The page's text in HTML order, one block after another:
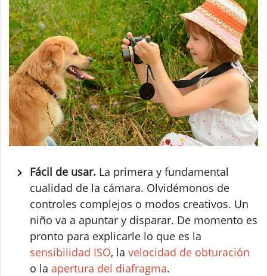
Fácil de usar. La primera y fundamental
cualidad de la cámara. Olvidémonos de
controles complejos o modos creativos. Un
niño va a apuntar y disparar. De momento es
pronto para explicarle lo que es la
sensibilidad ISO, la velocidad de obturación
o la apertura del diafragma.